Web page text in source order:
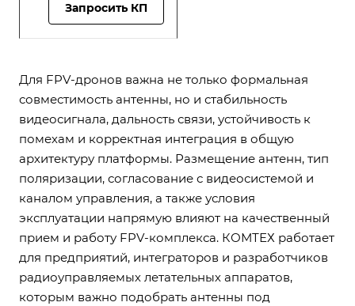
Запросить КП
Для FPV-дронов важна не только формальная
совместимость антенны, но и стабильность
видеосигнала, дальность связи, устойчивость к
помехам и корректная интеграция в общую
архитектуру платформы. Размещение антенн, тип
поляризации, согласование с видеосистемой и
каналом управления, а также условия
эксплуатации напрямую влияют на качественный
прием и работу FPV-комплекса. КОМТЕХ работает
для предприятий, интеграторов и разработчиков
радиоуправляемых летательных аппаратов,
которым важно подобрать антенны под